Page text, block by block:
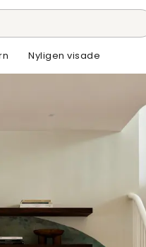
Nyligen visade